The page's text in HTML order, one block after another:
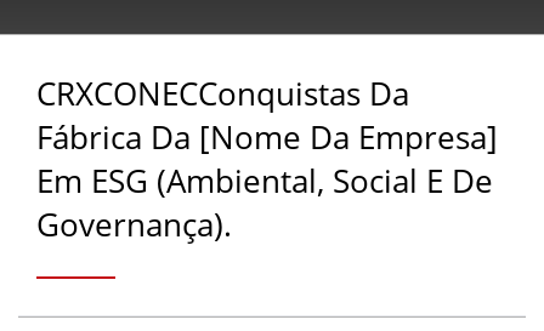
CRXCONECConquistas Da
Fábrica Da [nome Da Empresa]
Em ESG (Ambiental, Social E De
Governança).